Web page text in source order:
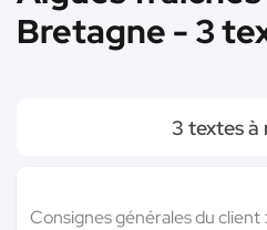
Bretagne - 3
3 textes à
Consignes générales du client :